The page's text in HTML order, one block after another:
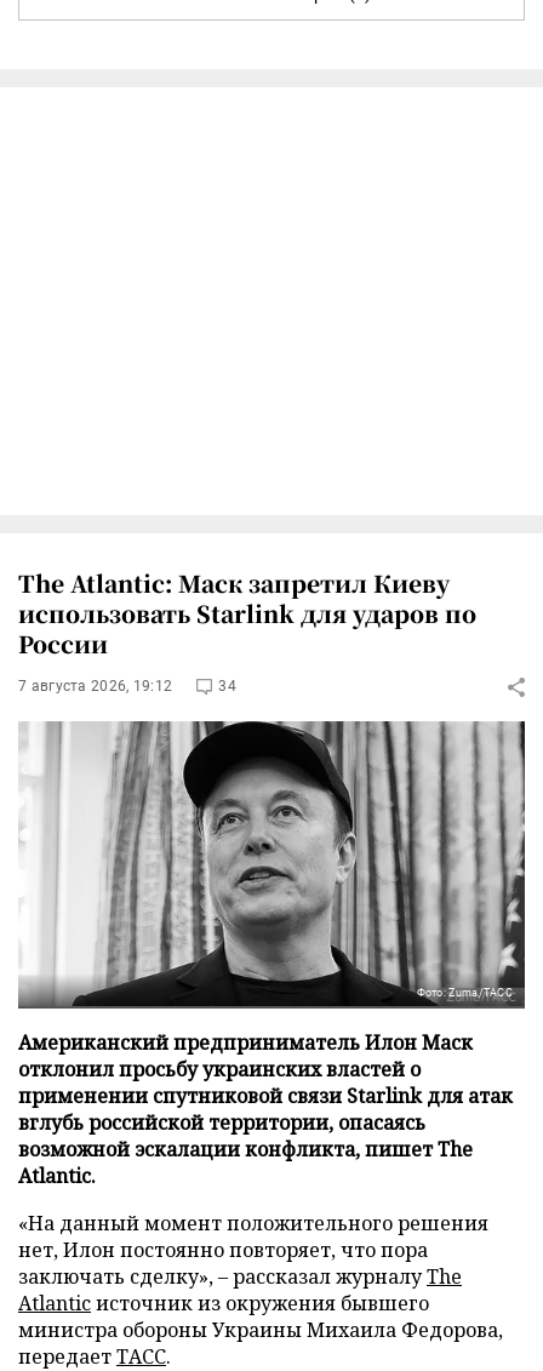
The Atlantic: Маск запретил Киеву
использовать Starlink для ударов по
России
7 августа 2026, 19:12 34
Фото: Zuma/ТАСС
Американский предприниматель Илон Маск
отклонил просьбу украинских властей о
применении спутниковой связи Starlink для атак
вглубь российской территории, опасаясь
возможной эскалации конфликта, пишет The
Atlantic.
«На данный момент положительного решения
нет, Илон постоянно повторяет, что пора
заключать сделку», – рассказал журналуThe
Atlanticисточник из окружения бывшего
министра обороны Украины Михаила Федорова,
передаетТАСС.